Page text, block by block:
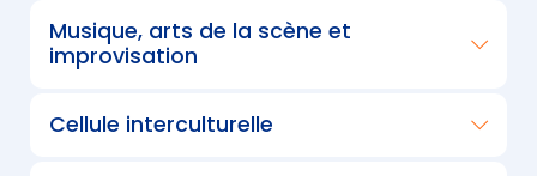
Musique, arts de la scène et
improvisation
Cellule interculturelle